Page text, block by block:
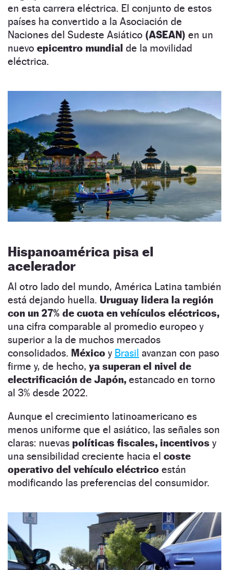
en esta carrera eléctrica. El conjunto de estos
países ha convertido a la Asociación de
Naciones del Sudeste Asiático (ASEAN) en un
nuevo epicentro mundial de la movilidad
eléctrica.
Hispanoamérica pisa el
acelerador
Al otro lado del mundo, América Latina también
está dejando huella. Uruguay lidera la región
con un 27% de cuota en vehículos eléctricos,
una cifra comparable al promedio europeo y
superior a la de muchos mercados
consolidados. México y Brasil avanzan con paso
firme y, de hecho, ya superan el nivel de
electrificación de Japón, estancado en torno
al 3% desde 2022.
Aunque el crecimiento latinoamericano es
menos uniforme que el asiático, las señales son
claras: nuevas políticas fiscales, incentivos y
una sensibilidad creciente hacia el coste
operativo del vehículo eléctrico están
modificando las preferencias del consumidor.